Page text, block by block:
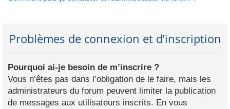
Problèmes de connexion et d’inscription
Pourquoi ai-je besoin de m’inscrire ?
Vous n’êtes pas dans l’obligation de le faire, mais les
administrateurs du forum peuvent limiter la publication
de messages aux utilisateurs inscrits. En vous